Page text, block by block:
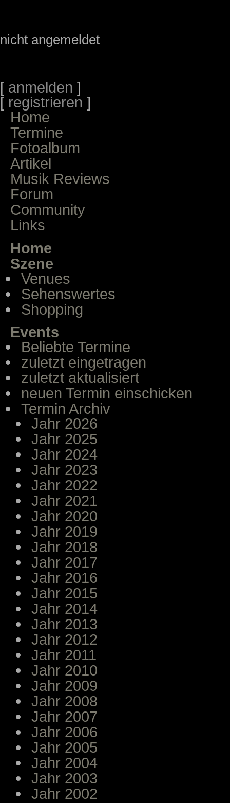
nicht angemeldet
[ anmelden ]
[ registrieren ]
Home
Termine
Fotoalbum
Artikel
Musik Reviews
Forum
Community
Links
Home
Szene
Venues
Sehenswertes
Shopping
Events
Beliebte Termine
zuletzt eingetragen
zuletzt aktualisiert
neuen Termin einschicken
Termin Archiv
Jahr 2026
Jahr 2025
Jahr 2024
Jahr 2023
Jahr 2022
Jahr 2021
Jahr 2020
Jahr 2019
Jahr 2018
Jahr 2017
Jahr 2016
Jahr 2015
Jahr 2014
Jahr 2013
Jahr 2012
Jahr 2011
Jahr 2010
Jahr 2009
Jahr 2008
Jahr 2007
Jahr 2006
Jahr 2005
Jahr 2004
Jahr 2003
Jahr 2002